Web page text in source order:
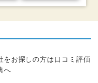
をお探しの方は口コミ評価
へ